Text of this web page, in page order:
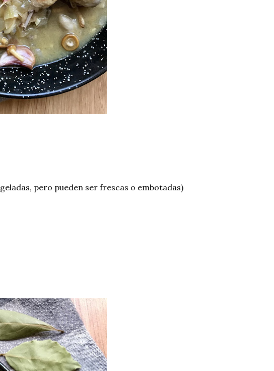
pero pueden ser frescas o embotadas)